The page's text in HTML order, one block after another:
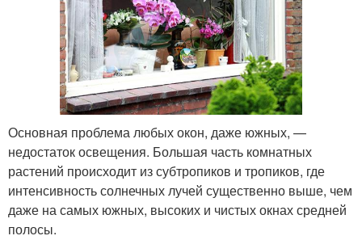
Основная проблема любых окон, даже южных, —
недостаток освещения. Большая часть комнатных
растений происходит из субтропиков и тропиков, где
интенсивность солнечных лучей существенно выше, чем
даже на самых южных, высоких и чистых окнах средней
полосы.